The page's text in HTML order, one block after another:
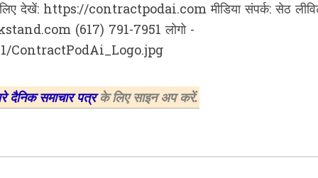
देखें: https://contractpodai.com मीडिया संपर्क: सेठ
(617) 791-7951 लोगो -
ContractPodAi_Logo.jpg
दैनिक समाचार पत्रके लिए साइन अप करें.